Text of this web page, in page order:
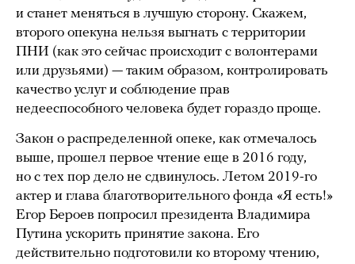
и станет меняться в лучшую сторону. Скажем,
второго опекуна нельзя выгнать с территории
ПНИ (как это сейчас происходит с волонтерами
или друзьями) — таким образом, контролировать
качество услуг и соблюдение прав
недееспособного человека будет гораздо проще.
Закон о распределенной опеке, как отмечалось
выше, прошел первое чтение еще в 2016 году,
но с тех пор дело не сдвинулось. Летом 2019-го
актер и глава благотворительного фонда «Я есть!»
Егор Бероев попросил президента Владимира
Путина ускорить принятие закона. Его
действительно подготовили ко второму чтению,